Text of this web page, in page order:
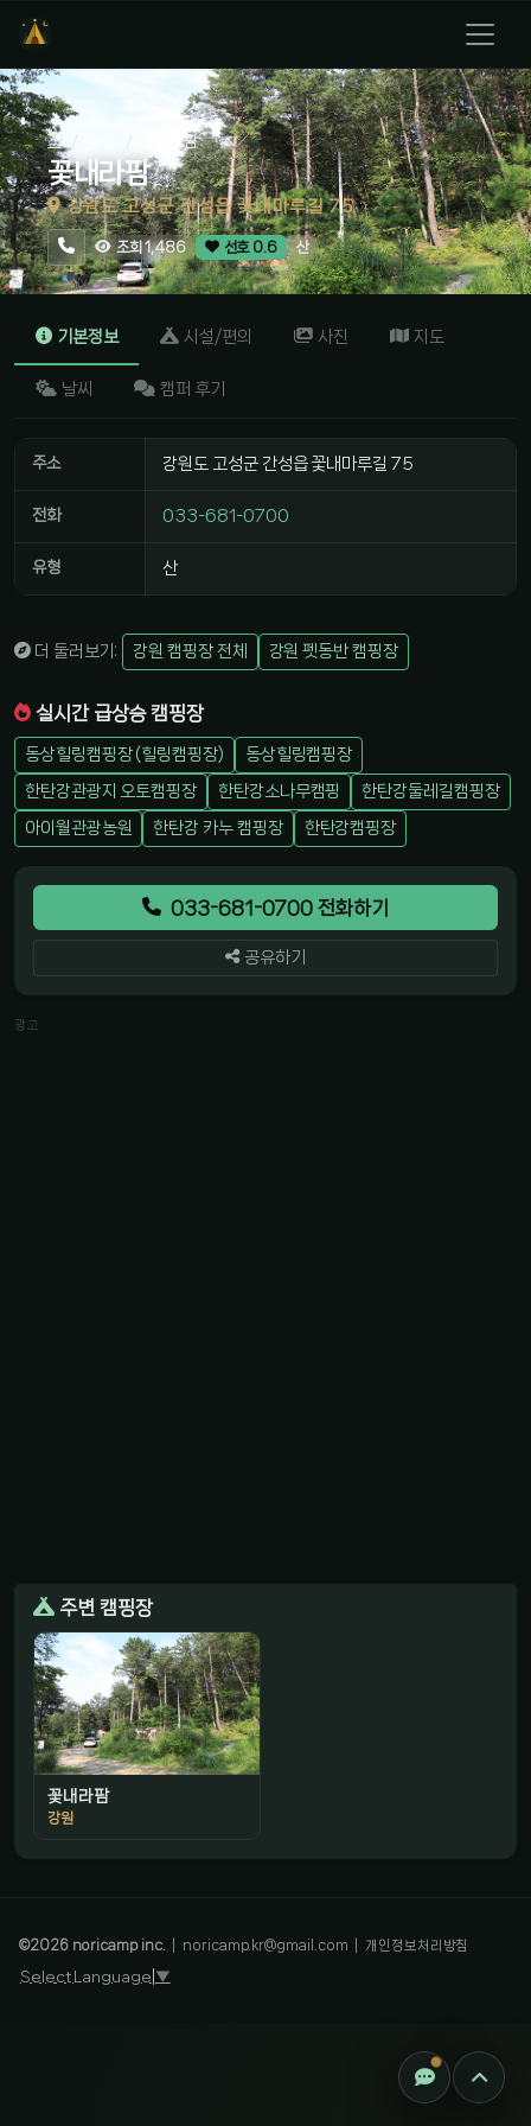
홈 꽃내라팜
꽃내라팜
강원도 고성군 간성읍 꽃내마루길 75
조회 1,486 선호 0.6 산
기본정보 시설/편의 사진 지도
날씨 캠퍼 후기
주소 강원도 고성군 간성읍 꽃내마루길 75
전화 033-681-0700
유형 산
더 둘러보기: 강원 캠핑장 전체 강원 펫동반 캠핑장
실시간 급상승 캠핑장
동상힐링캠핑장 (힐링캠핑장)
동상힐링캠핑장
한탄강관광지 오토캠핑장
한탄강소나무캠핑
한탄강둘레길캠핑장
아이월관광농원
한탄강 카누 캠핑장 한탄강캠핑장
033-681-0700 전화하기
공유하기
광고
주변 캠핑장
꽃내라팜
강원
©2026noricamp inc. noricamp.kr@gmail.com 개인정보처리방침
Select Language ▼